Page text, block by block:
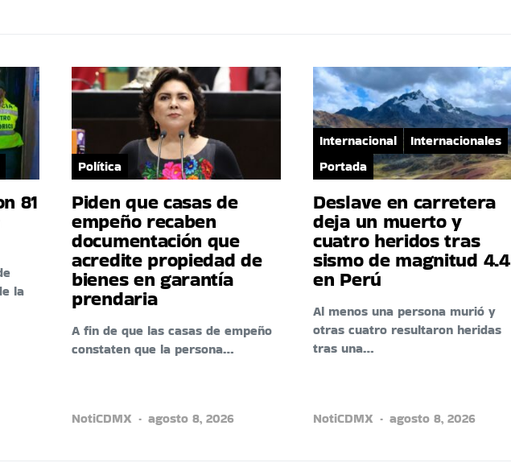
81
la
Política
Piden que casas de
empeño recaben
documentación que
acredite propiedad de
bienes en garantía
prendaria
A fin de que las casas de empeño
constaten que la persona…
NotiCDMX agosto 8, 2026
Internacional
Internacionales
Portada
Deslave en carretera
deja un muerto y
cuatro heridos tras
sismo de magnitud 4.4
en Perú
Al menos una persona murió y
otras cuatro resultaron heridas
tras una…
NotiCDMX agosto 8, 2026